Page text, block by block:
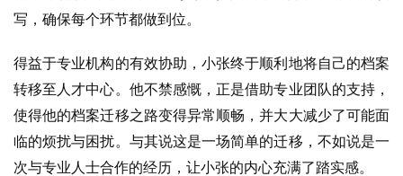
写，确保每个环节都做到位。
得益于专业机构的有效协助，小张终于顺利地将自己的档案
转移至人才中心。他不禁感慨，正是借助专业团队的支持，
使得他的档案迁移之路变得异常顺畅，并大大减少了可能面
临的烦扰与困扰。与其说这是一场简单的迁移，不如说是一
次与专业人士合作的经历，让小张的内心充满了踏实感。